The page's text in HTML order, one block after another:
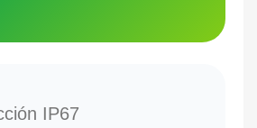
IP67